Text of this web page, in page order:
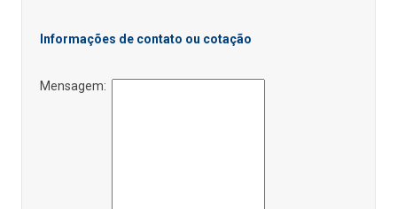
Informações de contato ou cotação
Mensagem: